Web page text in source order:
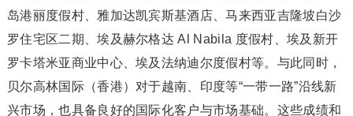
岛港丽度假村、雅加达凯宾斯基酒店、马来西亚吉隆坡白沙
罗住宅区二期、埃及赫尔格达 Al Nabila 度假村、埃及新开
罗卡塔米亚商业中心、埃及法纳迪尔度假村等。与此同时，
贝尔高林国际（香港）对于越南、印度等“一带一路”沿线新
兴市场，也具备良好的国际化客户与市场基础。这些成绩和